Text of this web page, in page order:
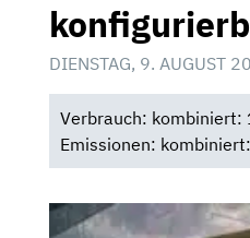
DIENSTAG, 9. AUGUST
Verbrauch: kombiniert:
Emissionen: